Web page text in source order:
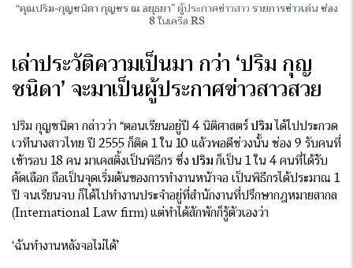
“คุณปริม-กุญชนิตา กุญชร ณ อยุธยา”ผู้ประกาศข่าวสาว รายการข่าวเด่น ช่อง
8ในเครือ RS
เล่าประวัติความเป็นมา กว่า ‘ปริม กุญ
ชนิดา’ จะมาเป็นผู้ประกาศข่าวสาวสวย
ปริม กุญชนิดา กล่าวว่า “ตอนเรียนอยู่ปี 4 นิติศาสตร์ ปริมได้ไปประกวด
เวทีนางสาวไทย ปี 2555 ก็ติด 1 ใน 10 แล้วพอดีช่วงนั้น ช่อง 9 รับคนที่
เข้ารอบ 18 คน มาเคสติ้งเป็นพิธีกร ซึ่ง ปริม ก็เป็น 1 ใน 4 คนที่ได้รับ
คัดเลือก ถือเป็นจุดเริ่มต้นของการทำงานหน้าจอ เป็นพิธีกรได้ประมาณ 1
ปี จนเรียนจบ ก็ได้ไปทำงานประจำอยู่ที่สำนักงานที่ปรึกษากฎหมายสากล
(International Law firm) แต่ทำได้สักพักก็รู้ตัวเองว่า
‘ฉันทำงานหลังจอไม่ได้’